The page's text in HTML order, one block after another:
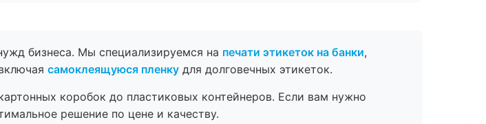
бизнеса. Мы специализируемся на печати этикеток на банки,
самоклеящуюся пленку для долговечных этикеток.
коробок до пластиковых контейнеров. Если вам нужно
решение по цене и качеству.